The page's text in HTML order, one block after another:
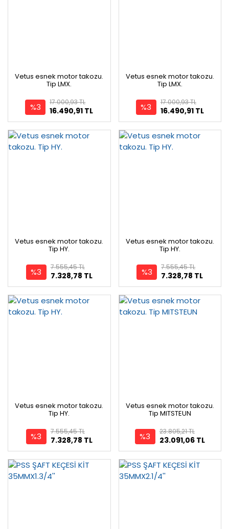
Vetus esnek motor takozu.
Tip LMX.
%3 16.490,91 TL
17.000,93 TL
Vetus esnek motor takozu.
Tip LMX.
%3 16.490,91 TL
17.000,93 TL
Vetus esnek motor takozu.
Tip HY.
%3 7.328,78 TL
7.555,45 TL
Vetus esnek motor takozu.
Tip HY.
%3 7.328,78 TL
7.555,45 TL
Vetus esnek motor takozu.
Tip HY.
%3 7.328,78 TL
7.555,45 TL
Vetus esnek motor takozu.
Tip MITSTEUN
%3 23.091,06 TL
23.805,21 TL